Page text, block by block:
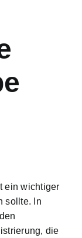
ein wichtiger
sollte. In
die